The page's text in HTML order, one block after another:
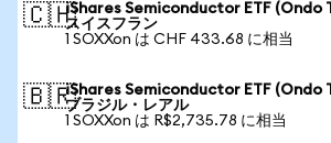
🇨🇭iShares Semiconductor ETF (Ondo
スイスフラン
1 SOXXon は CHF 433.68 に相当
🇧🇷iShares Semiconductor ETF (Ondo
ブラジル・レアル
1 SOXXon は R$2,735.78 に相当